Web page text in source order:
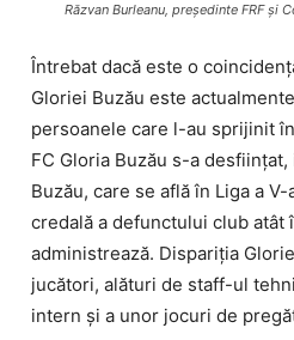
Răzvan Burleanu, preşedinte FRF şi
Întrebat dacă este o
Gloriei Buzău este
persoanele care l-au sprijinit
FC Gloria Buzău s-a
Buzău, care se află în Liga a
credală a defunctului club atât
administrează. Dispariţia
jucători, alături de staff-ul
intern şi a unor jocuri de